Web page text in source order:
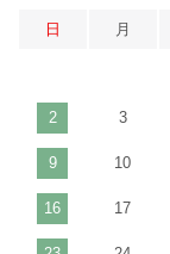
日 月
2 3
9 10
16 17